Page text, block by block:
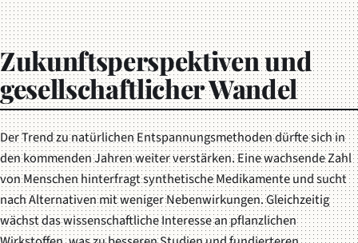
Zukunftsperspektiven und
gesellschaftlicher Wandel
Der Trend zu natürlichen Entspannungsmethoden dürfte sich in
den kommenden Jahren weiter verstärken. Eine wachsende Zahl
von Menschen hinterfragt synthetische Medikamente und sucht
nach Alternativen mit weniger Nebenwirkungen. Gleichzeitig
wächst das wissenschaftliche Interesse an pflanzlichen